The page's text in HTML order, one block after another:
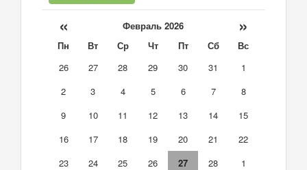
« Февраль 2026 »
Пн Вт Ср Чт Пт Сб
Вс
26
27 28 29 30 31
1
2
3 4 5 6 7
8
9
10 11 12 13 14
15
16
17 18 19 20 21
22
23
24 25 26 27 28
1